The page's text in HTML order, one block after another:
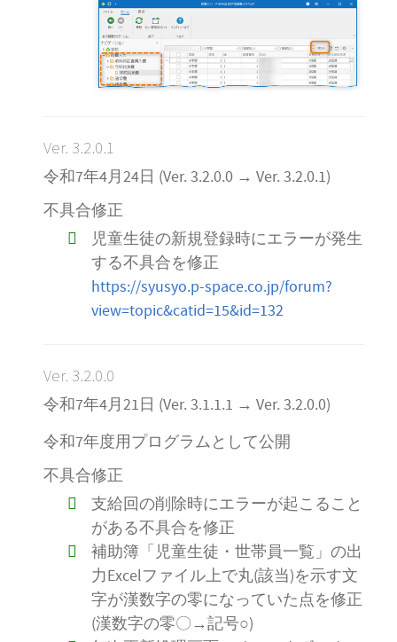
Ver. 3.2.0.1
令和7年4月24日 (Ver. 3.2.0.0 → Ver. 3.2.0.1)
不具合修正
児童生徒の新規登録時にエラーが発生
する不具合を修正
https://syusyo.p-space.co.jp/forum?
view=topic&catid=15&id=132
Ver. 3.2.0.0
令和7年4月21日 (Ver. 3.1.1.1 → Ver. 3.2.0.0)
令和7年度用プログラムとして公開
不具合修正
支給回の削除時にエラーが起こること
がある不具合を修正
補助簿「児童生徒・世帯員一覧」の出
力Excelファイル上で丸(該当)を示す文
字が漢数字の零になっていた点を修正
(漢数字の零〇→記号○)